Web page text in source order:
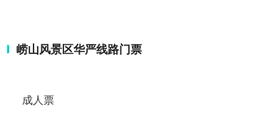
崂山风景区华严线路门票
成人票